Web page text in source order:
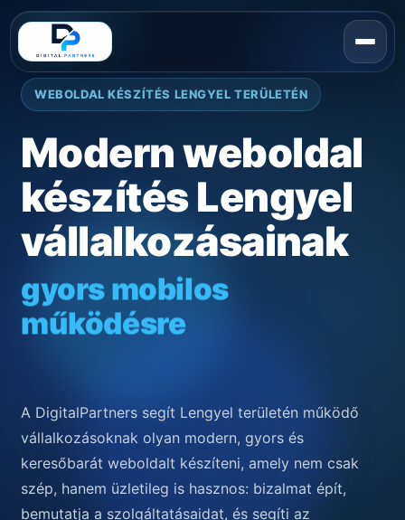
WEBOLDAL KÉSZÍTÉS LENGYEL TERÜLETÉN
Modern weboldal
készítés Lengyel
vállalkozásainak
gyors mobilos
működésre
A DigitalPartners segít Lengyel területén működő
vállalkozásoknak olyan modern, gyors és
keresőbarát weboldalt készíteni, amely nem csak
szép, hanem üzletileg is hasznos: bizalmat épít,
bemutatja a szolgáltatásaidat, és segíti az